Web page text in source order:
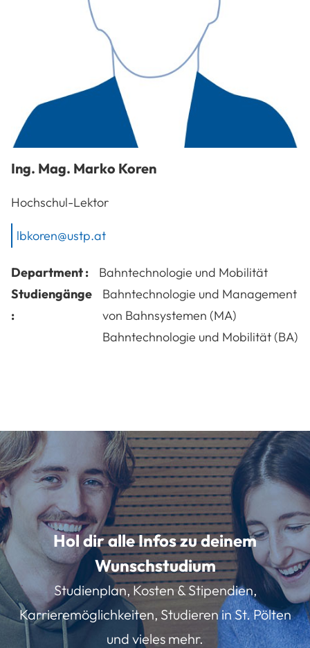
Ing. Mag. Marko Koren
Hochschul-Lektor
lbkoren@ustp.at
Department :
Bahntechnologie und Mobilität
Studiengänge
:
Bahntechnologie und Management
von Bahnsystemen (MA)
Bahntechnologie und Mobilität (BA)
Hol dir alle Infos zu deinem
Wunschstudium
Studienplan, Kosten & Stipendien,
Karrieremöglichkeiten, Studieren in St. Pölten
und vieles mehr.